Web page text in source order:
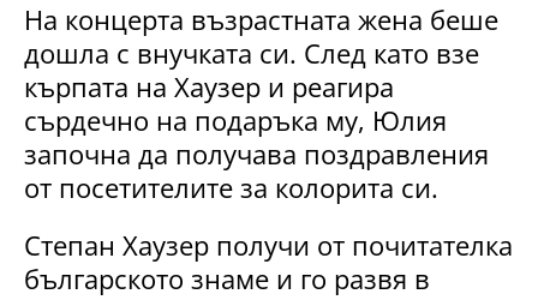
На концерта възрастната жена беше
дошла с внучката си. След като взе
кърпата на Хаузер и реагира
сърдечно на подаръка му, Юлия
започна да получава поздравления
от посетителите за колорита си.
Степан Хаузер получи от почитателка
българското знаме и го развя в